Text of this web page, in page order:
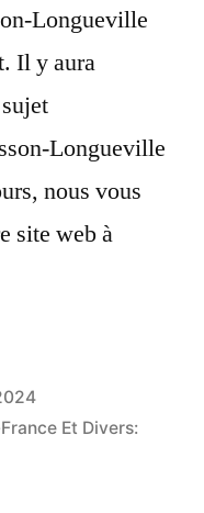
Longueville
Il y aura
Longueville
nous vous
site web à
Et Divers: